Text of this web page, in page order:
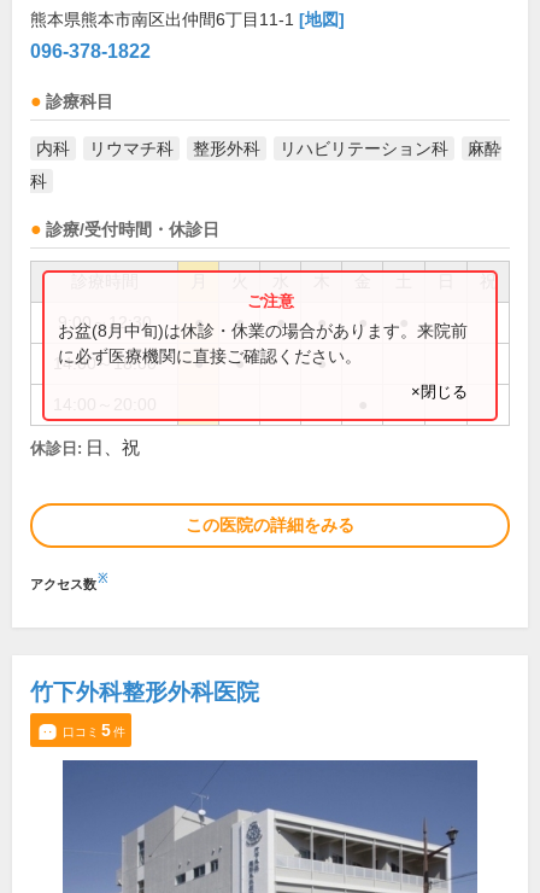
熊本県熊本市南区出仲間6丁目11-1 [地図]
096-378-1822
診療科目
内科 リウマチ科 整形外科 リハビリテーション科
麻酔
科
診療/受付時間・休診日
祝
9:00～12:30 ● ● ● ● ●
14:00～18:00 ● ● ●
お盆(8月中旬)は休診・休業の場合があります。来院前
に必ず医療機関に直接ご確認ください。
×閉じる
休診日: 日、祝
この医院の詳細をみる
アクセス数※
竹下外科整形外科医院
口コミ 5件